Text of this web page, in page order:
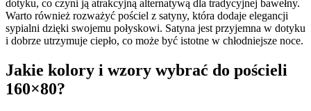
dotyku, co czyni ją atrakcyjną alternatywą dla tradycyjnej bawełny.
Warto również rozważyć pościel z satyny, która dodaje elegancji
sypialni dzięki swojemu połyskowi. Satyna jest przyjemna w dotyku
i dobrze utrzymuje ciepło, co może być istotne w chłodniejsze noce.
Jakie kolory i wzory wybrać do pościeli
160×80?